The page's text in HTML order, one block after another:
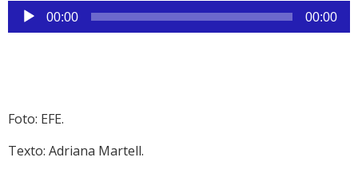
Reproductor
de
00:00 00:00
Foto: EFE.
Texto: Adriana Martell.